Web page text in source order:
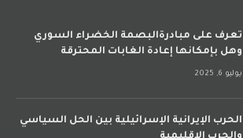
تعرف على مبادرةالبصمة الخضراء السوري
وهل بإمكانها إعادة الغابات المحترقة
يوليو 6, 2025
الحرب الإيرانية الإسرائيلية بين الحل السياسي